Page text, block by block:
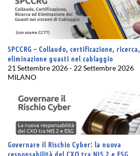
SPCCRG – Collaudo, certificazione, ricerca,
eliminazione guasti nel cablaggio
21 Settembre 2026 - 22 Settembre 2026
MILANO
Governare il Rischio Cyber: la nuova
responsabilità del CXO tra NIS 2 e ESG